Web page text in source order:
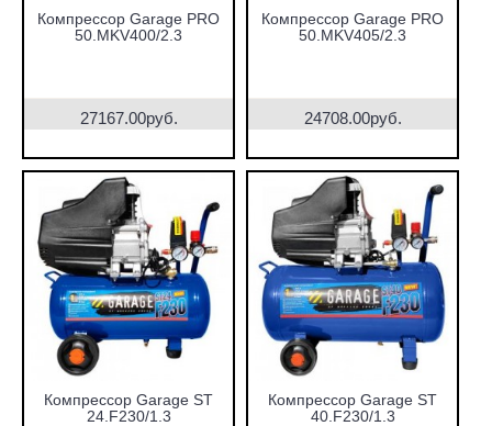
Компрессор Garage PRO
50.MKV400/2.3
27167.00руб.
Компрессор Garage PRO
50.MKV405/2.3
24708.00руб.
Компрессор Garage ST
24.F230/1.3
Компрессор Garage ST
40.F230/1.3